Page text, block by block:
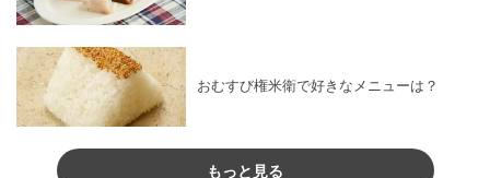
おむすび権米衛で好きなメニューは？
もっと見る